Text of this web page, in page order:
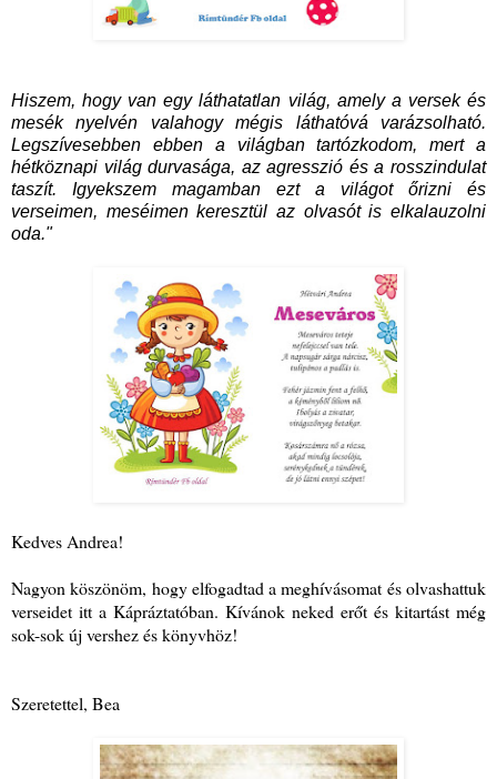
Hiszem, hogy van egy láthatatlan világ, amely a versek és
mesék nyelvén valahogy mégis láthatóvá varázsolható.
Legszívesebben ebben a világban tartózkodom, mert a
hétköznapi világ durvasága, az agresszió és a rosszindulat
taszít. Igyekszem magamban ezt a világot őrizni és
verseimen, meséimen keresztül az olvasót is elkalauzolni
oda."
Kedves Andrea!
Nagyon köszönöm, hogy elfogadtad a meghívásomat és olvashattuk
verseidet itt a Kápráztatóban. Kívánok neked erőt és kitartást még
sok-sok új vershez és könyvhöz!
Szeretettel, Bea